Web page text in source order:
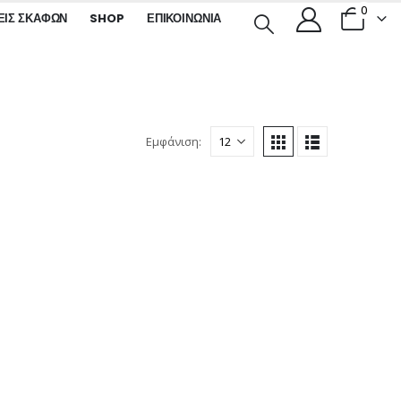
ΣΚΑΦΏΝ SHOP ΕΠΙΚΟΙΝΩΝΊΑ 0
Εμφάνιση: